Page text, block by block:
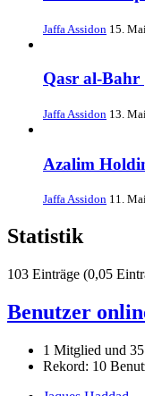
Jaffa Assidon 15.
Qasr al-Bahr
Jaffa Assidon 13.
Azalim
Jaffa Assidon 11.
Statistik
103 Einträge (0,05
Benutzer
1 Mitglied und
Rekord: 10